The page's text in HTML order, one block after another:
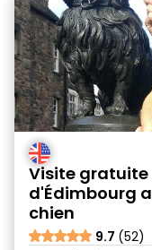
Visite gratuite
d'Édimbourg
chien
9.7 (52)